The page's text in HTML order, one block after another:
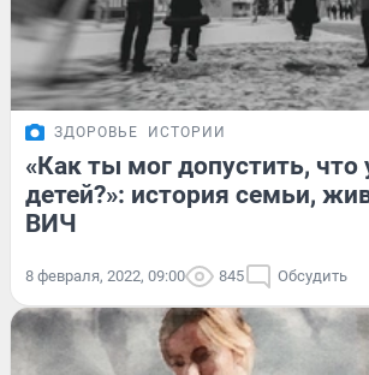
ЗДОРОВЬЕ ИСТОРИИ
«Как ты мог допустить, что
детей?»: история семьи,
ВИЧ
8 февраля, 2022, 09:00 845 Обсудить